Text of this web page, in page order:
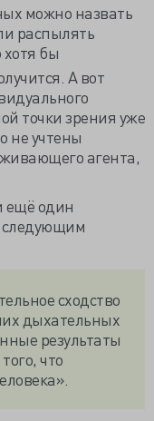
можно назвать
распылять
бы
А вот
точки зрения уже
не учтены
агента,
ещё один
следующим
сходство
дыхательных
результаты
что